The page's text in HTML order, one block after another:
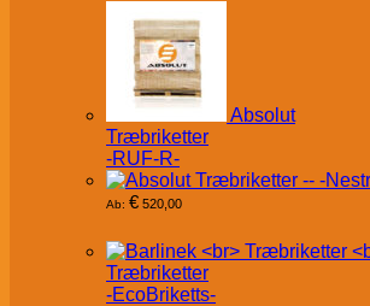
Absolut
Træbriketter
-RUF-R-
Ab: € 520,00
Træbriketter
-EcoBriketts-